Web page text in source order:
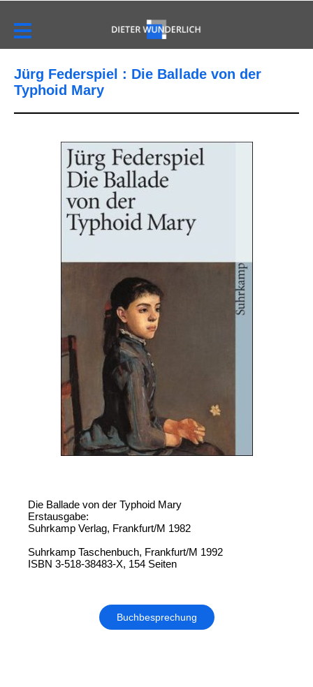
Jürg Federspiel : Die Ballade von der
Typhoid Mary
Die Ballade von der Typhoid Mary
Erstausgabe:
Suhrkamp Verlag, Frankfurt/M 1982
Suhrkamp Taschenbuch, Frankfurt/M 1992
ISBN 3-518-38483-X, 154 Seiten
Buchbesprechung